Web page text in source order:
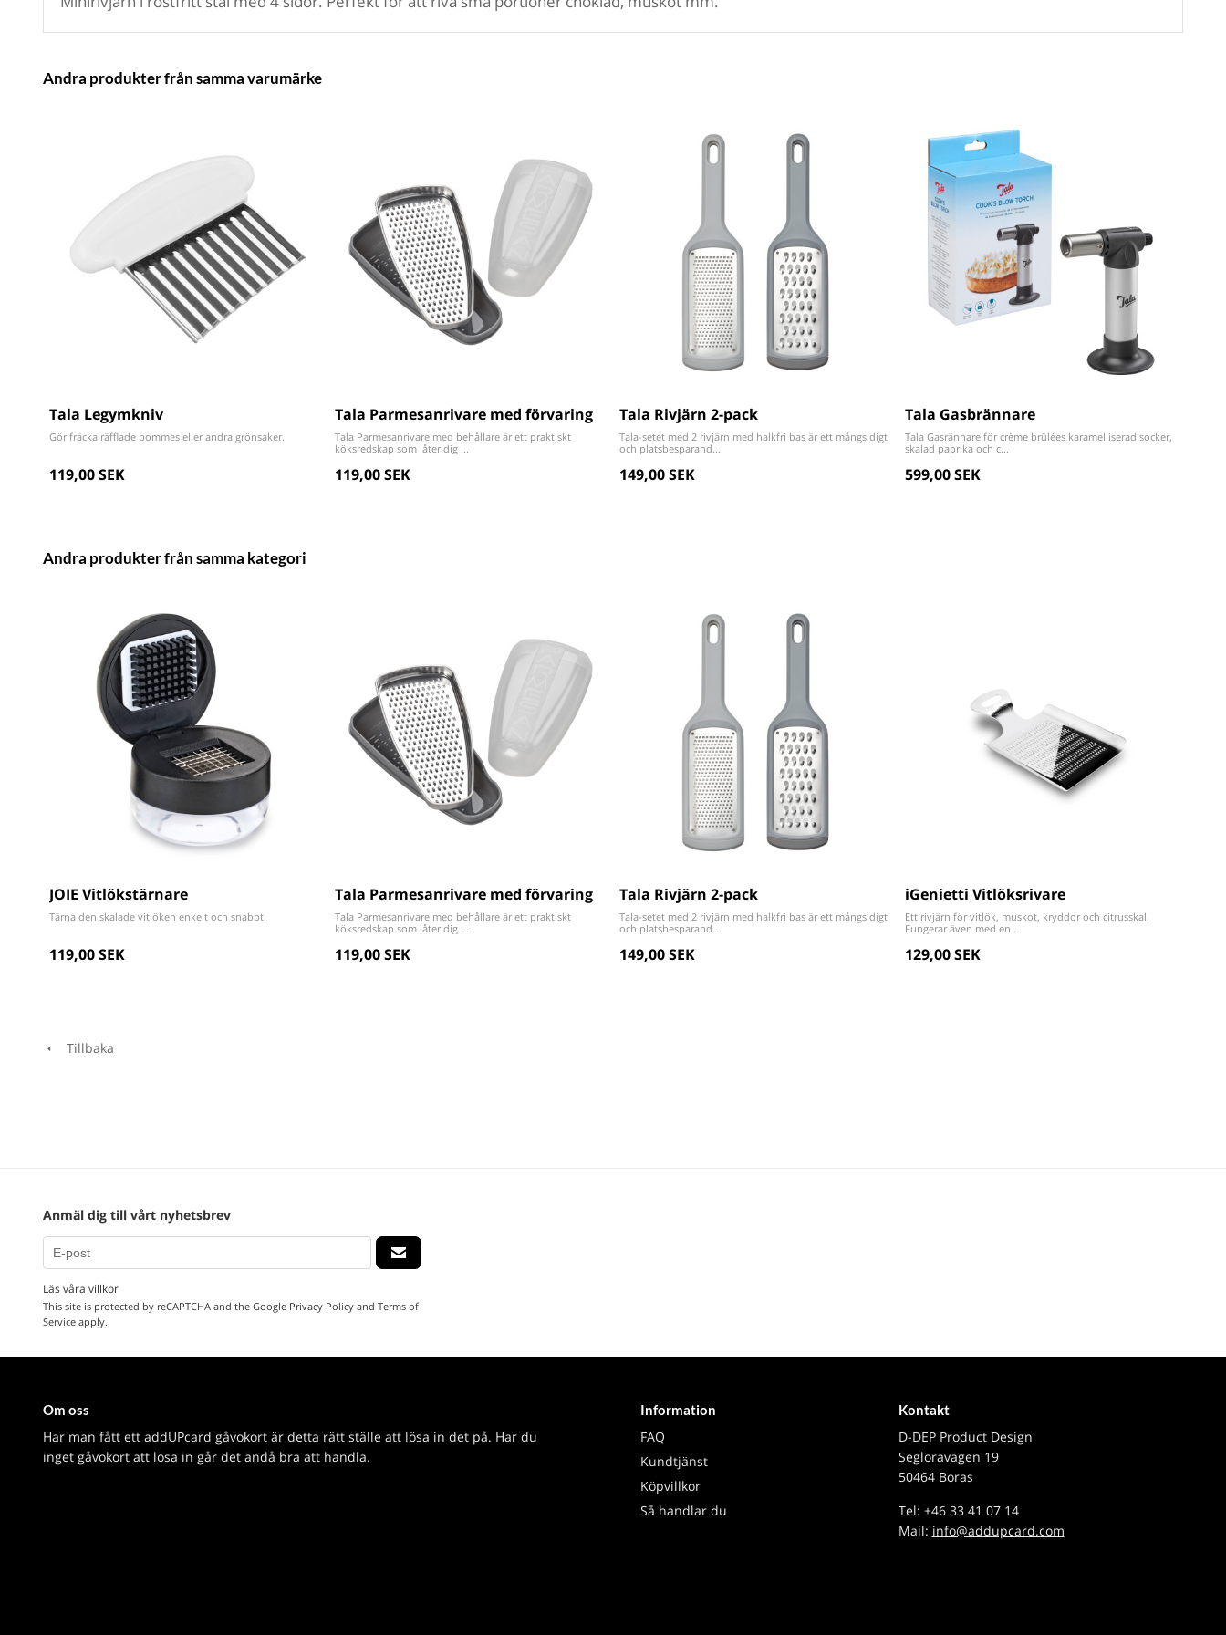
Andra produkter från samma varumärke
Tala Legymkniv
Gör fräcka räfflade pommes eller andra grönsaker.
119,00 SEK
Tala Parmesanrivare med förvaring
Tala Parmesanrivare med behållare är ett praktiskt
köksredskap som låter dig ...
119,00 SEK
Tala Rivjärn 2-pack
Tala-setet med 2 rivjärn med halkfri bas är ett mångsidigt
och platsbesparand...
149,00 SEK
Tala Gasbrännare
Tala Gasrännare för crème brûlées karamelliserad socker,
skalad paprika och c...
599,00 SEK
Andra produkter från samma kategori
JOIE Vitlökstärnare
Tärna den skalade vitlöken enkelt och snabbt.
119,00 SEK
Tala Parmesanrivare med förvaring
Tala Parmesanrivare med behållare är ett praktiskt
köksredskap som låter dig ...
119,00 SEK
Tala Rivjärn 2-pack
Tala-setet med 2 rivjärn med halkfri bas är ett mångsidigt
och platsbesparand...
149,00 SEK
iGenietti Vitlöksrivare
Ett rivjärn för vitlök, muskot, kryddor och citrusskal.
Fungerar även med en ...
129,00 SEK
Tillbaka
Anmäl dig till vårt nyhetsbrev
Läs våra villkor
This site is protected by reCAPTCHA and the Google Privacy Policy and Terms of
Service apply.
Om oss
Har man fått ett addUPcard gåvokort är detta rätt ställe att lösa in det på. Har du
inget gåvokort att lösa in går det ändå bra att handla.
Information
FAQ
Kundtjänst
Köpvillkor
Så handlar du
Kontakt
D-DEP Product Design
Segloravägen 19
50464 Boras
Tel: +46 33 41 07 14
Mail: info@addupcard.com